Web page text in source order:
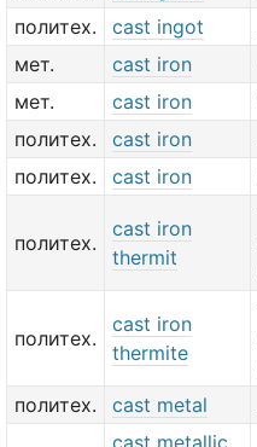
политех.
cast ingot
мет.
cast iron
мет.
cast iron
политех.
cast iron
политех.
cast iron
политех.
cast iron
thermit
политех.
cast iron
thermite
политех.
cast metal
cast metallic